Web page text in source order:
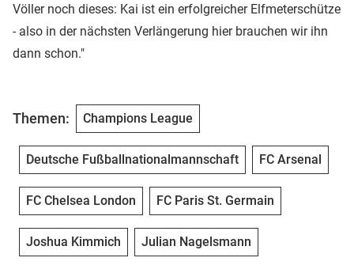
Völler noch dieses: Kai ist ein erfolgreicher Elfmeterschütze
- also in der nächsten Verlängerung hier brauchen wir ihn
dann schon."
Themen: Champions League
Deutsche Fußballnationalmannschaft FC Arsenal
FC Chelsea London FC Paris St. Germain
Joshua Kimmich Julian Nagelsmann